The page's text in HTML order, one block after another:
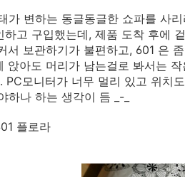
가 변하는 동글동글한 쇼파를 사
하고 구입했는데, 제품 도착 후에
서 보관하기가 불편하고, 601 은
앉아도 머리가 남는걸로 봐서는
PC모니터가 너무 멀리 있고 위치
하나 하는 생각이 듬 _-_
플로라